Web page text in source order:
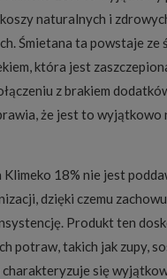
naturalnych i
Śmietana ta powstaje ze
która jest
z brakiem
że jest to
18% nie jest
dzięki czemu
Produkt ten
potraw, takich jak zupy,
charakteryzuje się